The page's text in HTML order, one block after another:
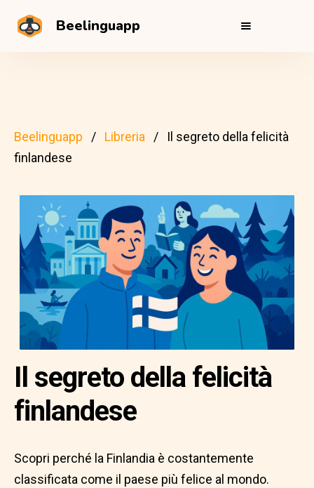
Beelinguapp
Beelinguapp Libreria
Il segreto della felicità
finlandese
Il segreto della felicità
finlandese
Scopri perché la Finlandia è costantemente
classificata come il paese più felice al mondo.